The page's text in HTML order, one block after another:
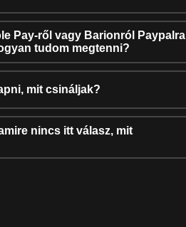
Pay-ről vagy Barionról Paypalra
tudom megtenni?
mit csináljak?
nincs itt válasz, mit